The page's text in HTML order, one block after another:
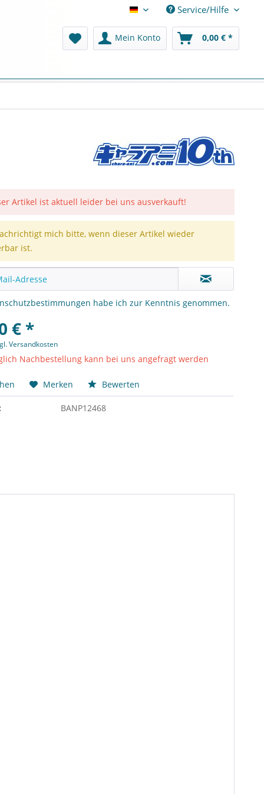
Deutsch Service/Hilfe
Mein Konto 0,00 € *
Artikel ist aktuell leider bei uns ausverkauft!
mich bitte, wenn dieser Artikel wieder
ist.
habe ich zur Kenntnis genommen.
€ *
Versandkosten
Nachbestellung kann bei uns angefragt werden
Merken Bewerten
BANP12468